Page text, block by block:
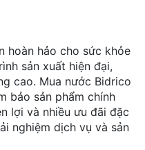
hoàn hảo cho sức khỏe
sản xuất hiện đại,
cao. Mua nước Bidrico
bảo sản phẩm chính
lợi và nhiều ưu đãi đặc
nghiệm dịch vụ và sản